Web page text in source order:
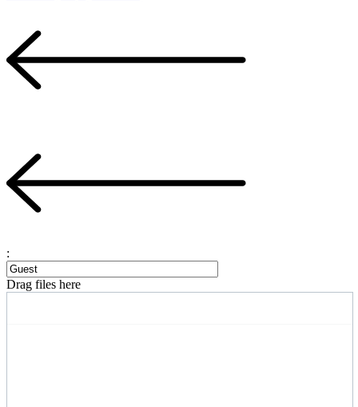
:
Drag files here